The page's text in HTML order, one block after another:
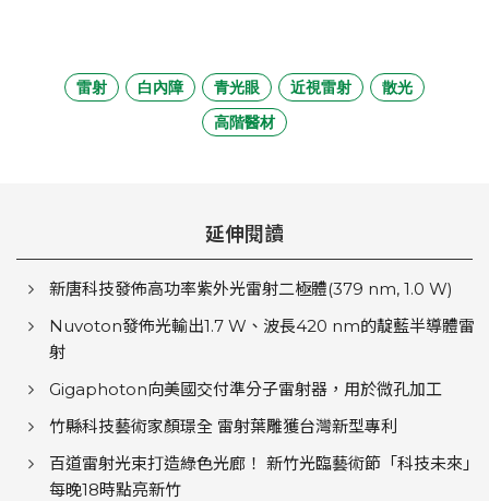
雷射 白內障 青光眼 近視雷射
散光
高階醫材
延伸閱讀
新唐科技發佈高功率紫外光雷射二極體(379 nm, 1.0 W)
Nuvoton發佈光輸出1.7 W、波長420 nm的靛藍半導體雷
射
Gigaphoton向美國交付準分子雷射器，用於微孔加工
竹縣科技藝術家顏璟全 雷射葉雕獲台灣新型專利
百道雷射光束打造綠色光廊！ 新竹光臨藝術節「科技未來」
每晚18時點亮新竹